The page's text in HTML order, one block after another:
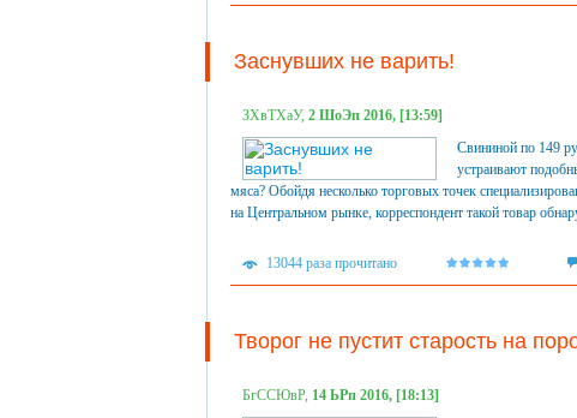
Заснувших не варить!
ЗХвТХаУ, 2 ШоЭп 2016, [13:59]
Свининой по 149
устраивают
мяса? Обойдя несколько торговых точек
на Центральном рынке, корреспондент такой товар
13044 раза прочитано
Творог не пустит старость на
БгССЮвР, 14 ЬРп 2016, [18:13]